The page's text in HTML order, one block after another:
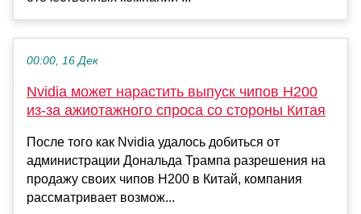
00:00, 16 Дек
Nvidia может нарастить выпуск чипов H200
из-за ажиотажного спроса со стороны Китая
После того как Nvidia удалось добиться от
администрации Дональда Трампа разрешения на
продажу своих чипов H200 в Китай, компания
рассматривает возмож...